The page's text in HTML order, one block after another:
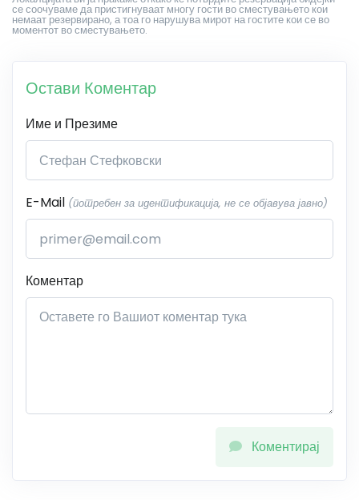
се соочуваме да пристигнуваат многу гости во сместувањето кои
немаат резервирано, а тоа го нарушува мирот на гостите кои се во
моментот во сместувањето.
Остави Коментар
Име и Презиме
E-Mail (потребен за идентификација, не се објавува јавно)
Коментар
Коментирај